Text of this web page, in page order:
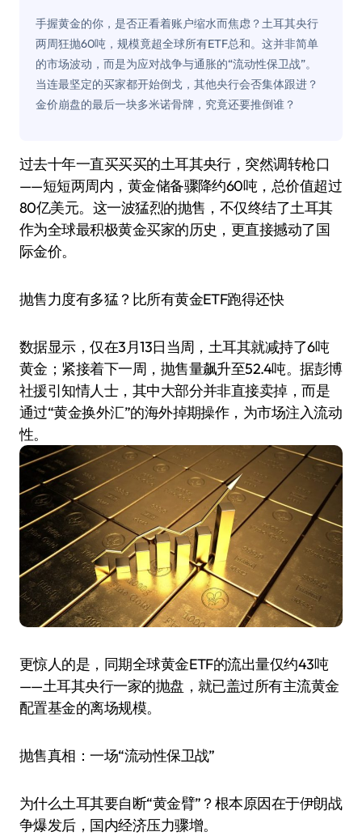
手握黄金的你，是否正看着账户缩水而焦虑？土耳其央行
两周狂抛60吨，规模竟超全球所有ETF总和。这并非简单
的市场波动，而是为应对战争与通胀的“流动性保卫战”。
当连最坚定的买家都开始倒戈，其他央行会否集体跟进？
金价崩盘的最后一块多米诺骨牌，究竟还要推倒谁？
过去十年一直买买买的土耳其央行，突然调转枪口
——短短两周内，黄金储备骤降约60吨，总价值超过
80亿美元。这一波猛烈的抛售，不仅终结了土耳其
作为全球最积极黄金买家的历史，更直接撼动了国
际金价。
抛售力度有多猛？比所有黄金ETF跑得还快
数据显示，仅在3月13日当周，土耳其就减持了6吨
黄金；紧接着下一周，抛售量飙升至52.4吨。据彭博
社援引知情人士，其中大部分并非直接卖掉，而是
通过“黄金换外汇”的海外掉期操作，为市场注入流动
性。
更惊人的是，同期全球黄金ETF的流出量仅约43吨
——土耳其央行一家的抛盘，就已盖过所有主流黄金
配置基金的离场规模。
抛售真相：一场“流动性保卫战”
为什么土耳其要自断“黄金臂”？根本原因在于伊朗战
争爆发后，国内经济压力骤增。